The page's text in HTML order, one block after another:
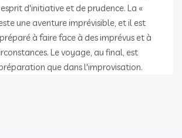
d'initiative et de prudence. La «
une aventure imprévisible, et il est
à faire face à des imprévus et à
Le voyage, au final, est
que dans l'improvisation.